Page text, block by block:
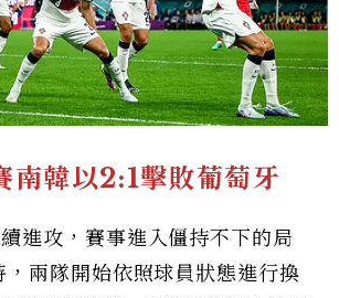
韓以2:1擊敗葡萄牙
進攻，賽事進入僵持不下的局
兩隊開始依照球員狀態進行換